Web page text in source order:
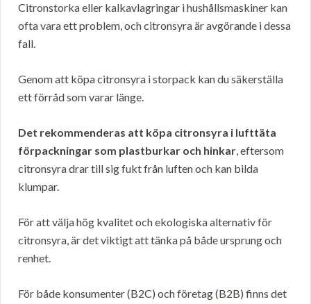
Citronstorka eller kalkavlagringar i hushållsmaskiner kan
ofta vara ett problem, och citronsyra är avgörande i dessa
fall.
Genom att köpa citronsyra i storpack kan du säkerställa
ett förråd som varar länge.
Det rekommenderas att köpa citronsyra i lufttäta
förpackningar som plastburkar och hinkar, eftersom
citronsyra drar till sig fukt från luften och kan bilda
klumpar.
För att välja hög kvalitet och ekologiska alternativ för
citronsyra, är det viktigt att tänka på både ursprung och
renhet.
För både konsumenter (B2C) och företag (B2B) finns det